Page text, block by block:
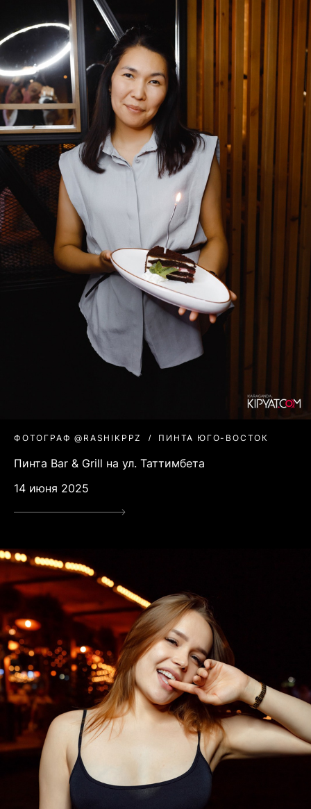
ФОТОГРАФ @RASHIKPPZ ПИНТА ЮГО-ВОСТОК
Пинта Bar & Grill на ул. Таттимбета
14 июня 2025